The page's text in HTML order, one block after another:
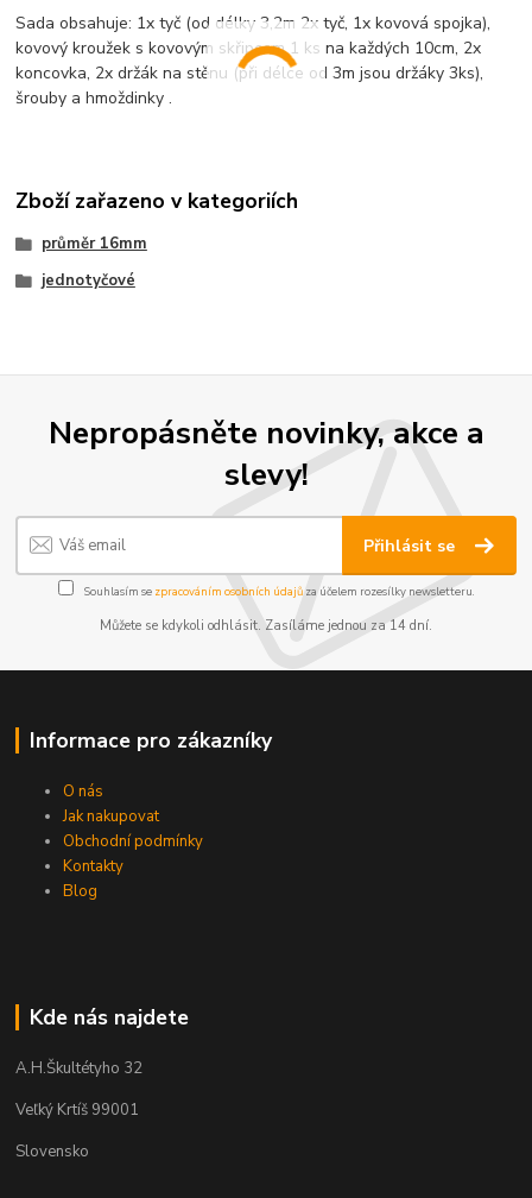
Sada obsahuje: 1x tyč (od délky 3,2m 2x tyč, 1x kovová spojka),
kovový kroužek s kovovým skřipcem 1 ks na každých 10cm, 2x
koncovka, 2x držák na stěnu (při délce od 3m jsou držáky 3ks),
šrouby a hmoždinky .
Zboží zařazeno v kategoriích
průměr 16mm
jednotyčové
Nepropásněte novinky, akce a
slevy!
Přihlásit se
Souhlasím se zpracováním osobních údajůza účelem rozesílky newsletteru.
Můžete se kdykoli odhlásit. Zasíláme jednou za 14 dní.
Informace pro zákazníky
O nás
Jak nakupovat
Obchodní podmínky
Kontakty
Blog
Kde nás najdete
A.H.Škultétyho 32
Veľký Krtíš 99001
Slovensko